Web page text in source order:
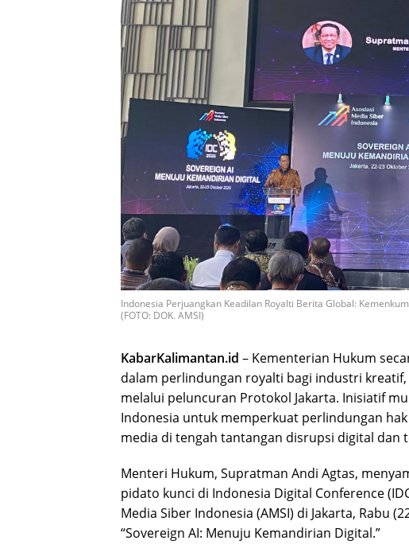
Indonesia Perjuangkan Keadilan Royalti Berita Global:
(FOTO: DOK. AMSI)
KabarKalimantan.id – Kementerian Hukum
dalam perlindungan royalti bagi industri
melalui peluncuran Protokol Jakarta. Inisiatif
Indonesia untuk memperkuat perlindungan
media di tengah tantangan disrupsi digital dan
Menteri Hukum, Supratman Andi Agtas,
pidato kunci di Indonesia Digital Conference
Media Siber Indonesia (AMSI) di Jakarta, Rabu
“Sovereign AI: Menuju Kemandirian Digital.”